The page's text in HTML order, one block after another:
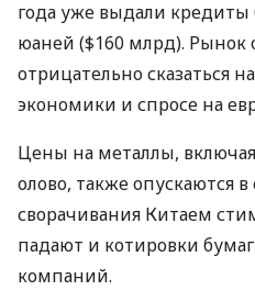
года уже выдали кредиты
юаней ($160 млрд). Рынок
отрицательно сказаться
экономики и спросе на
Цены на металлы,
олово, также опускаются
сворачивания Китаем
падают и котировки
компаний.